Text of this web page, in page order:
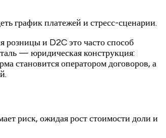
график платежей и стресс-сценарии.
розницы и D2C это часто способ
— юридическая конструкция:
становится оператором договоров, а
риск, ожидая рост стоимости доли и